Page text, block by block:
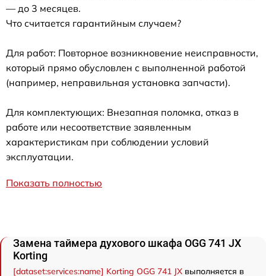
— до 3 месяцев.
Что считается гарантийным случаем?
Для работ: Повторное возникновение неисправности,
который прямо обусловлен с выполненной работой
(например, неправильная установка запчасти).
Для комплектующих: Внезапная поломка, отказ в
работе или несоответствие заявленным
характеристикам при соблюдении условий
эксплуатации.
Показать полностью
Замена таймера духового шкафа OGG 741 JX
Korting
[dataset:services:name] Korting OGG 741 JX выполняется в